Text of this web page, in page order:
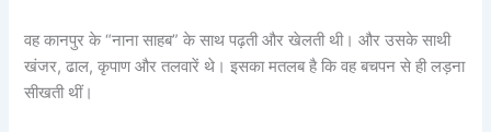
वह कानपुर के “नाना साहब” के साथ पढ़ती और खेलती थी। और उसके साथी
खंजर, ढाल, कृपाण और तलवारें थे। इसका मतलब है कि वह बचपन से ही लड़ना
सीखती थीं।